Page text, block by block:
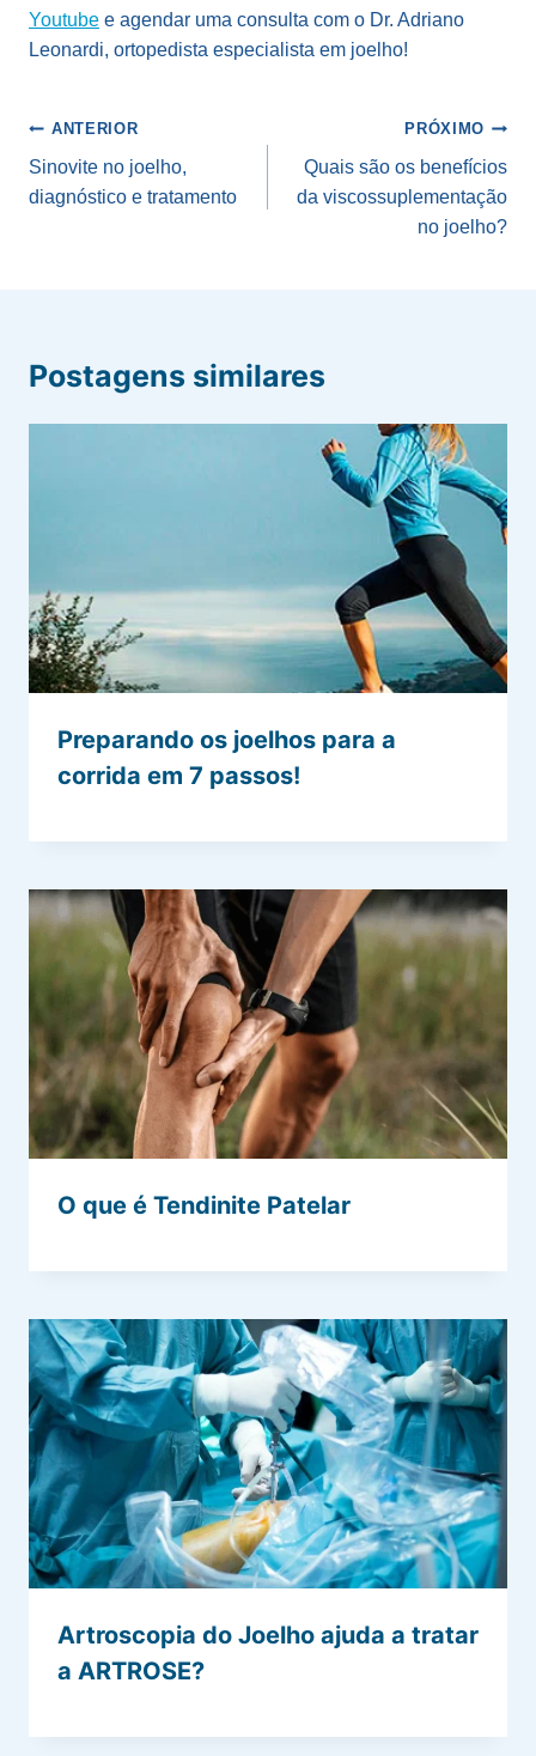
Youtube e agendar uma consulta com o Dr. Adriano
Leonardi, ortopedista especialista em joelho!
Navegação
de
Post
ANTERIOR
Sinovite no joelho,
diagnóstico e tratamento
PRÓXIMO
Quais são os benefícios
da viscossuplementação
no joelho?
Postagens similares
Preparando os joelhos para a
corrida em 7 passos!
O que é Tendinite Patelar
Artroscopia do Joelho ajuda a tratar
a ARTROSE?